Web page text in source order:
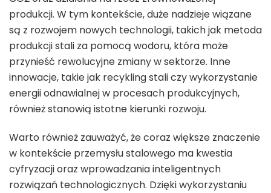
produkcji. W tym kontekście, duże nadzieje wiązane
są z rozwojem nowych technologii, takich jak metoda
produkcji stali za pomocą wodoru, która może
przynieść rewolucyjne zmiany w sektorze. Inne
innowacje, takie jak recykling stali czy wykorzystanie
energii odnawialnej w procesach produkcyjnych,
również stanowią istotne kierunki rozwoju.
Warto również zauważyć, że coraz większe znaczenie
w kontekście przemysłu stalowego ma kwestia
cyfryzacji oraz wprowadzania inteligentnych
rozwiązań technologicznych. Dzięki wykorzystaniu